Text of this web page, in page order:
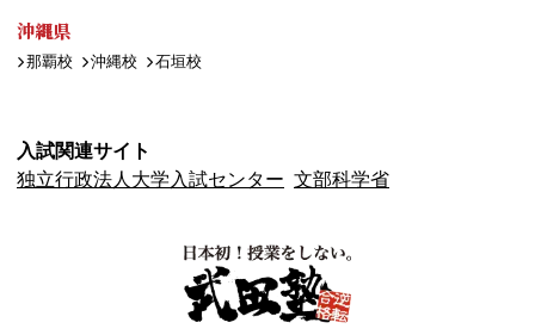
沖縄県
那覇校 沖縄校 石垣校
入試関連サイト
独立行政法人大学入試センター 文部科学省